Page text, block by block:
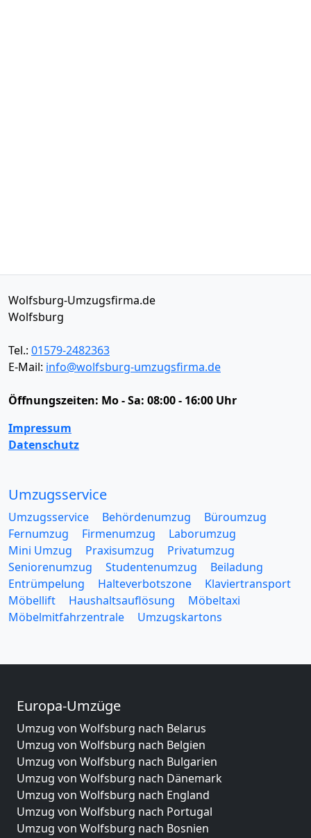
Wolfsburg-Umzugsfirma.de
Wolfsburg
Tel.: 01579-2482363
E-Mail: info@wolfsburg-umzugsfirma.de
Öffnungszeiten: Mo - Sa: 08:00 - 16:00 Uhr
Impressum
Datenschutz
Umzugsservice
Umzugsservice Behördenumzug
Büroumzug
Fernumzug
Firmenumzug
Laborumzug
Mini Umzug
Praxisumzug
Privatumzug
Seniorenumzug
Studentenumzug
Beiladung
Entrümpelung
Halteverbotszone
Klaviertransport
Möbellift
Haushaltsauflösung
Möbeltaxi
Möbelmitfahrzentrale
Umzugskartons
Europa-Umzüge
Umzug von Wolfsburg nach Belarus
Umzug von Wolfsburg nach Belgien
Umzug von Wolfsburg nach Bulgarien
Umzug von Wolfsburg nach Dänemark
Umzug von Wolfsburg nach England
Umzug von Wolfsburg nach Portugal
Umzug von Wolfsburg nach Bosnien